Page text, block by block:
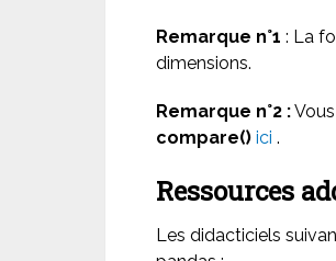
Remarque n°1 : La
dimensions.
Remarque n°2 :
compare() ici .
Ressources
Les didacticiels